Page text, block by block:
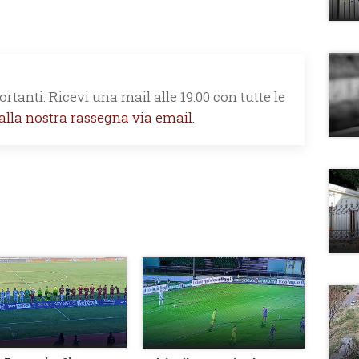
Ricevi una mail alle 19.00 con tutte le
nostra rassegna via email.